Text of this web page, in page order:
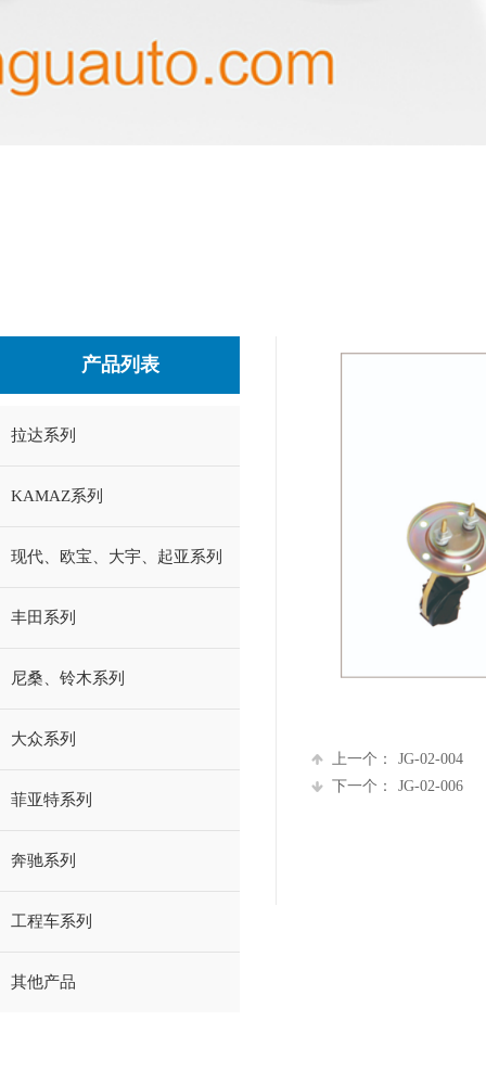
上一个：
JG-02-004
下一个：
JG-02-006
产品列表
拉达系列
KAMAZ系列
现代、欧宝、大宇、起亚系列
丰田系列
尼桑、铃木系列
大众系列
菲亚特系列
奔驰系列
工程车系列
其他产品